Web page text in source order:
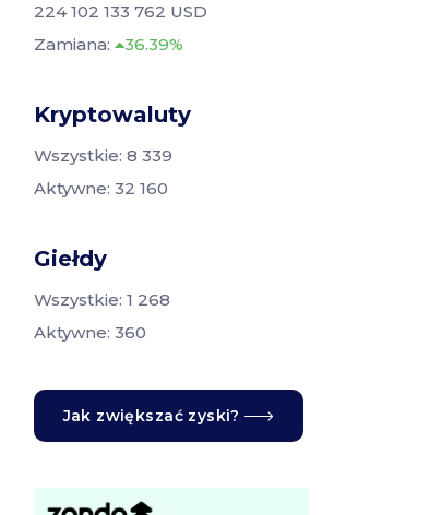
224 102 133 762 USD
Zamiana:
36.39%
Kryptowaluty
Wszystkie: 8 339
Aktywne: 32 160
Giełdy
Wszystkie: 1 268
Aktywne: 360
Jak zwiększać zyski?